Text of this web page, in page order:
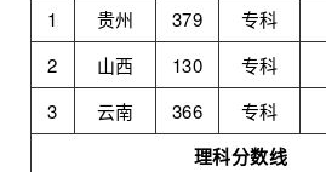
1 贵州 379 专科
2
山西 130 专科
3
云南 366 专科
理科分数线